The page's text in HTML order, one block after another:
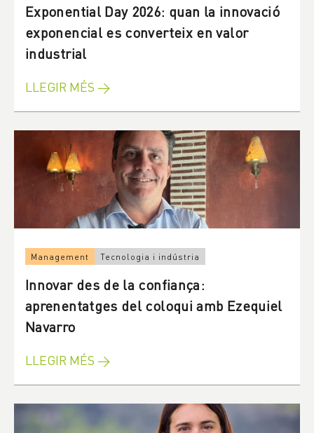
Exponential Day 2026: quan la innovació
exponencial es converteix en valor
industrial
LLEGIR MÉS →
Management Tecnologia i indústria
Innovar des de la confiança:
aprenentatges del coloqui amb Ezequiel
Navarro
LLEGIR MÉS →